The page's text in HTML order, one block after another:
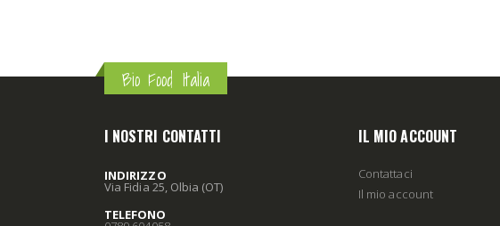
Bio Food Italia
I NOSTRI CONTATTI
INDIRIZZO
Via Fidia 25, Olbia (OT)
TELEFONO
IL MIO ACCOUNT
Contattaci
Il mio account